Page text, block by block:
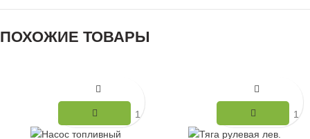
ПОХОЖИЕ ТОВАРЫ
Количество